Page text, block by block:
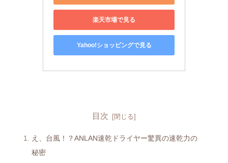
楽天市場で見る
Yahoo!ショッピングで見る
目次
え、台風！？ANLAN速乾ドライヤー驚異の速乾力の
秘密